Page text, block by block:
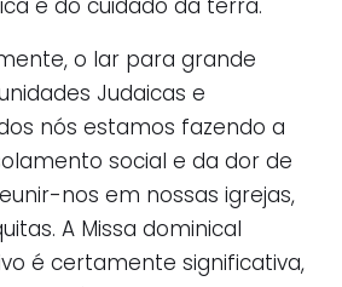
e do cuidado da terra.
o lar para grande
Judaicas e
nós estamos fazendo a
social e da dor de
nos em nossas igrejas,
A Missa dominical
é certamente significativa,